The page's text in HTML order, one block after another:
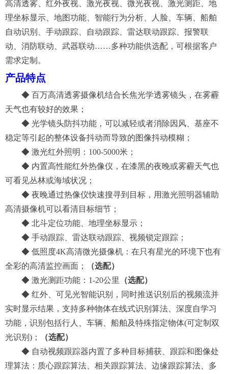
高清透雾、红外夜视、激光夜视、微光夜视、激光测距、地
理坐标显示、地图功能、智能行为分析、人脸、车辆、船舶
自动识别、手动跟踪、自动跟踪、雷达联动跟踪、报警联
动、消防联动、武器联动……多种功能供选配，可根据客户
需求定制。
产品特点
◆ 百万高清透雾摄像机结合长焦光学透雾镜头，在雾霾
天气也有较好的效果；
◆ 光学镜头防抖功能，可以减轻或者消除因风、基座不
稳定等引起的整体设备抖动而导致的图像抖动模糊；
◆ 激光红外照明： 100-5000米；
◆ 内置高性能红外热像仪 ，在漆黑的夜晚或雾霾天气也
可看见丛林或海域状况 ；
◆ 夜晚通过热像仪快速搜寻到目标，用激光照明器辅助
高清摄像机可以看清目标细节；
◆ 北斗定位功能、地理坐标显示；
◆ 手动跟踪、雷达联动跟踪 、视频锁定跟踪 ；
◆ 低照度4K高清微光摄像机：在只有星光的环境下也有
全彩的高清监控画面；
（选配）
◆ 激光测距功能： 1-20公里
（选配）
◆ 红外 可见光智能识别，同时推送识别后的视频流并
实时显示结果，支持多种物体在线式识别算法 、深度自学习
功能 ， 识别 包括行人、车辆 、船舶及特殊指定物体(可定制双
光识别)；
（选配）
◆ 自动视频跟踪器内置了多种目标捕获、跟踪和图像处
理算法：质心跟踪算法、相关跟踪算法、边缘跟踪算法、多